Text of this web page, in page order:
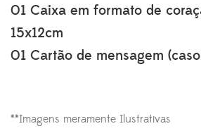
01 Caixa em formato de
15x12cm
01 Cartão de mensagem
**Imagens meramente Ilustrativas